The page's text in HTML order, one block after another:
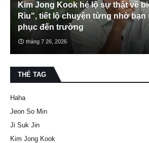
Kim Jong Kook hé lộ sự thật về
Rìu", tiết lộ chuyện từng nhờ bạn
phục đến trường
tháng 7 26, 2026
THẺ TAG
Haha
Jeon So Min
Ji Suk Jin
Kim Jong Kook